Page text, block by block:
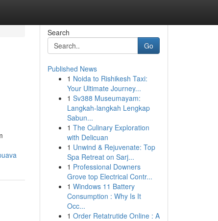
Search
Go
Published News
1 Noida to Rishikesh Taxi:
Your Ultimate Journey...
1 Sv388 Museumayam:
Langkah-langkah Lengkap
Sabun...
1 The Culinary Exploration
with Delicuan
1 Unwind & Rejuvenate: Top
Spa Retreat on Sarj...
1 Professional Downers
Grove top Electrical Contr...
1 Windows 11 Battery
Consumption : Why Is It
Occ...
1 Order Retatrutide Online : A